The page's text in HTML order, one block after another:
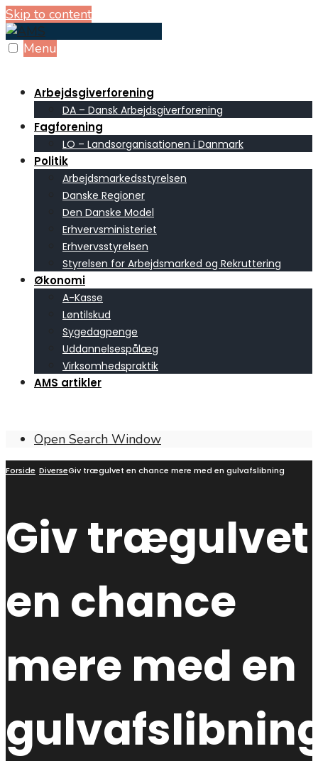
Skip to content
Menu
Arbejdsgiverforening
DA – Dansk Arbejdsgiverforening
Fagforening
LO – Landsorganisationen i Danmark
Politik
Arbejdsmarkedsstyrelsen
Danske Regioner
Den Danske Model
Erhvervsministeriet
Erhvervsstyrelsen
Styrelsen for Arbejdsmarked og Rekruttering
Økonomi
A-Kasse
Løntilskud
Sygedagpenge
Uddannelsespålæg
Virksomhedspraktik
AMS artikler
Open Search Window
Forside DiverseGiv trægulvet en chance mere med en gulvafslibning
Giv trægulvet
en chance
mere med en